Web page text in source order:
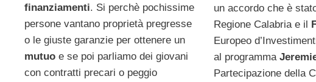
finanziamenti. Si perchè pochissime
persone vantano proprietà pregresse
o le giuste garanzie per ottenere un
mutuo e se poi parliamo dei giovani
con contratti precari o peggio
un accordo che è
Regione Calabria e il
Europeo
al programma
Partecipazione della